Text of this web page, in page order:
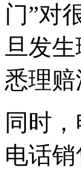
门”对
旦发
悉理
同时
电话